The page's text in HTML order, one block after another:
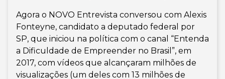
Agora o NOVO Entrevista conversou com Alexis
Fonteyne, candidato a deputado federal por
SP, que iniciou na política com o canal “Entenda
a Dificuldade de Empreender no Brasil”, em
2017, com vídeos que alcançaram milhões de
visualizações (um deles com 13 milhões de